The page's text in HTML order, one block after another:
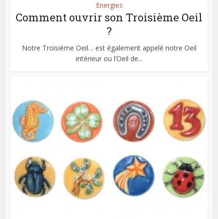
Energies
Comment ouvrir son Troisième Oeil
?
Notre Troisième Oeil… est également appelé notre Oeil
intérieur ou l’Oeil de...